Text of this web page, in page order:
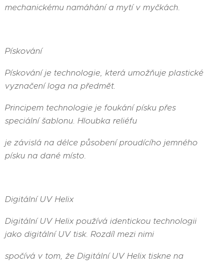
mechanickému namáhání a mytí v myčkách.
Pískování
Pískování je technologie, která umožňuje plastické
vyznačení loga na předmět.
Principem technologie je foukání písku přes
speciální šablonu. Hloubka reliéfu
je závislá na délce působení proudícího jemného
písku na dané místo.
Digitální UV Helix
Digitální UV Helix používá identickou technologii
jako digitální UV tisk. Rozdíl mezi nimi
spočívá v tom, že Digitální UV Helix tiskne na